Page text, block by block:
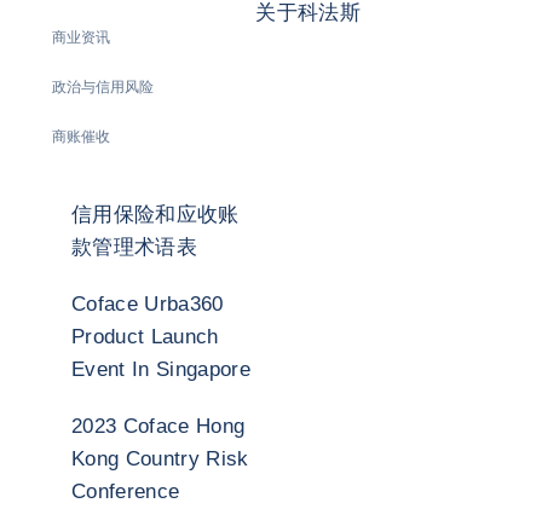
商业资讯
政治与信用风险
商账催收
关于科法斯
信用保险和应收账
款管理术语表
Coface Urba360
Product Launch
Event In Singapore
2023 Coface Hong
Kong Country Risk
Conference